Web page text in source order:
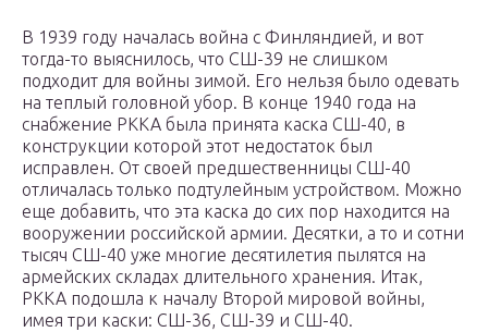
В 1939 году началась война с Финляндией, и вот
тогда-то выяснилось, что СШ-39 не слишком
подходит для войны зимой. Его нельзя было одевать
на теплый головной убор. В конце 1940 года на
снабжение РККА была принята каска СШ-40, в
конструкции которой этот недостаток был
исправлен. От своей предшественницы СШ-40
отличалась только подтулейным устройством. Можно
еще добавить, что эта каска до сих пор находится на
вооружении российской армии. Десятки, а то и сотни
тысяч СШ-40 уже многие десятилетия пылятся на
армейских складах длительного хранения. Итак,
РККА подошла к началу Второй мировой войны,
имея три каски: СШ-36, СШ-39 и СШ-40.